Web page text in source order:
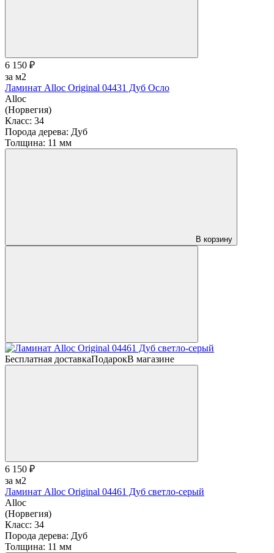
6 150 ₽
за м2
Ламинат Alloc Original 04431 Дуб Осло
Alloc
(Норвегия)
Класс: 34
Порода дерева: Дуб
Толщина: 11 мм
В корзину
Бесплатная доставкаПодарокВ магазине
6 150 ₽
за м2
Ламинат Alloc Original 04461 Дуб светло-серый
Alloc
(Норвегия)
Класс: 34
Порода дерева: Дуб
Толщина: 11 мм